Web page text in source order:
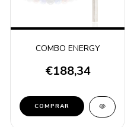
COMBO ENERGY
€188,34